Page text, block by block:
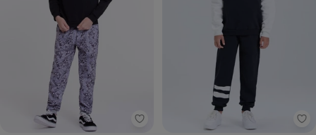
Vida Costeira - Conjunto